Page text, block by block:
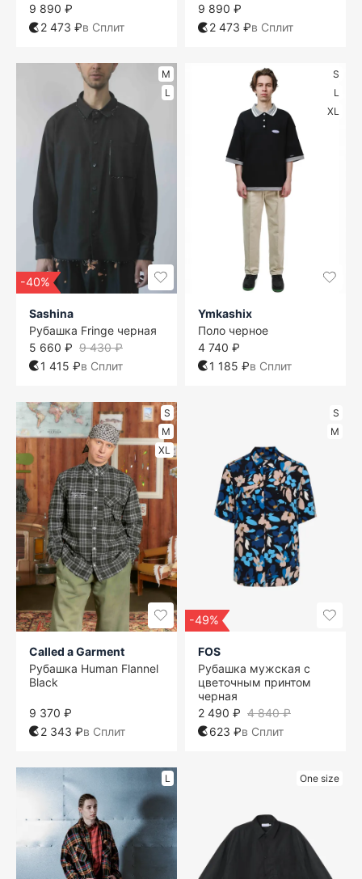
9 890 ₽
2 473 ₽в Сплит
9 890 ₽
2 473 ₽в Сплит
M
L
-40%
Sashina
Рубашка Fringe черная
9 430 ₽
5 660 ₽
1 415 ₽в Сплит
S
L
XL
Ymkashix
Поло черное
4 740 ₽
1 185 ₽в Сплит
S
M
XL
Called a Garment
Рубашка Human Flannel
Black
9 370 ₽
2 343 ₽в Сплит
S
M
-49%
FOS
Рубашка мужская с
цветочным принтом
черная
4 840 ₽
2 490 ₽
623 ₽в Сплит
L One size